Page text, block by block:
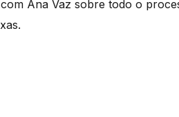
Ana Vaz sobre todo o